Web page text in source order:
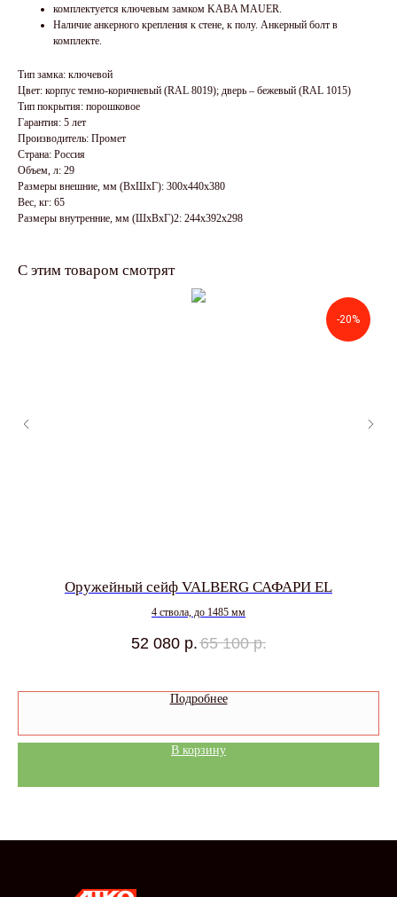
комплектуется ключевым замком KABA MAUER.
Наличие анкерного крепления к стене, к полу. Анкерный болт в
комплекте.
Тип замка: ключевой
Цвет: корпус темно-коричневый (RAL 8019); дверь – бежевый (RAL 1015)
Тип покрытия: порошковое
Гарантия: 5 лет
Производитель: Промет
Страна: Россия
Объем, л: 29
Размеры внешние, мм (ВхШхГ): 300x440x380
Вес, кг: 65
Размеры внутренние, мм (ШхВхГ)2: 244x392x298
С этим товаром смотрят
-20%
Оружейный сейф VALBERG САФАРИ EL
4 ствола, до 1485 мм
52 080 р.65 100 р.
Подробнее
В корзину